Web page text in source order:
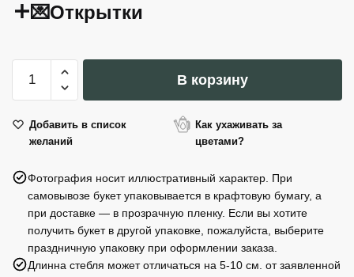
💌Открытки
Количество
товара
невесты
В корзину
Добавить в список
желаний
Как ухаживать за
цветами?
Фотография носит иллюстративный характер. При
самовывозе букет упаковывается в крафтовую бумагу, а
при доставке — в прозрачную пленку. Если вы хотите
получить букет в другой упаковке, пожалуйста, выберите
праздничную упаковку при оформлении заказа.
Длинна стебля может отличаться на 5-10 см. от заявленной